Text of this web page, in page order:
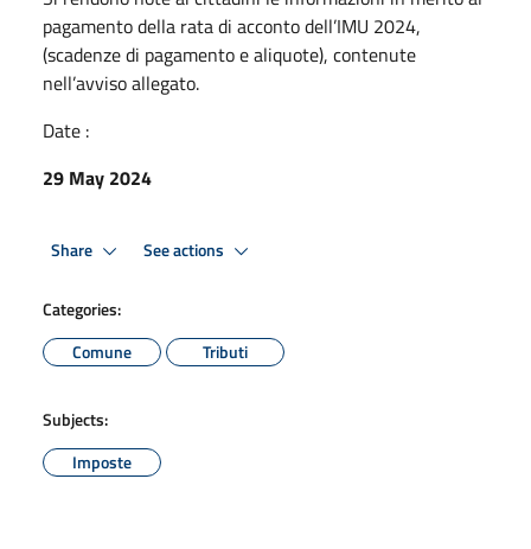
pagamento della rata di acconto dell’IMU 2024,
(scadenze di pagamento e aliquote), contenute
nell’avviso allegato.
Date :
29 May 2024
Share See actions
Categories:
Comune
Tributi
Subjects:
Imposte